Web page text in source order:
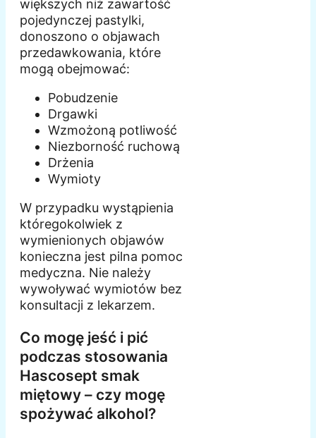
większych niż zawartość
pojedynczej pastylki,
donoszono o objawach
przedawkowania, które
mogą obejmować:
Pobudzenie
Drgawki
Wzmożoną potliwość
Niezborność ruchową
Drżenia
Wymioty
W przypadku wystąpienia
któregokolwiek z
wymienionych objawów
konieczna jest pilna pomoc
medyczna. Nie należy
wywoływać wymiotów bez
konsultacji z lekarzem.
Co mogę jeść i pić
podczas stosowania
Hascosept smak
miętowy – czy mogę
spożywać alkohol?